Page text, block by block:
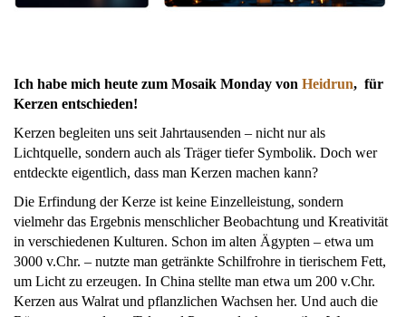
Ich habe mich heute zum Mosaik Monday von Heidrun, für
Kerzen entschieden!
Kerzen begleiten uns seit Jahrtausenden – nicht nur als
Lichtquelle, sondern auch als Träger tiefer Symbolik. Doch wer
entdeckte eigentlich, dass man Kerzen machen kann?
Die Erfindung der Kerze ist keine Einzelleistung, sondern
vielmehr das Ergebnis menschlicher Beobachtung und Kreativität
in verschiedenen Kulturen. Schon im alten Ägypten – etwa um
3000 v.Chr. – nutzte man getränkte Schilfrohre in tierischem Fett,
um Licht zu erzeugen. In China stellte man etwa um 200 v.Chr.
Kerzen aus Walrat und pflanzlichen Wachsen her. Und auch die